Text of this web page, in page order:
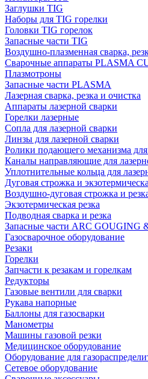
Заглушки TIG
Наборы для TIG горелки
Головки TIG горелок
Запасные части TIG
Воздушно-плазменная сварка,
Сварочные аппараты PLASMA
Плазмотроны
Запасные части PLASMA
Лазерная сварка, резка и очистка
Аппараты лазерной сварки
Горелки лазерные
Сопла для лазерной сварки
Линзы для лазерной сварки
Ролики подающего механизма для
Каналы направляющие для
Уплотнительные кольца для
Дуговая строжка и
Воздушно-дуговая строжка и
Экзотермическая резка
Подводная сварка и резка
Запасные части ARC
Газосварочное оборудование
Резаки
Горелки
Запчасти к резакам и горелкам
Редукторы
Газовые вентили для сварки
Рукава напорные
Баллоны для газосварки
Манометры
Машины газовой резки
Медицинское оборудование
Оборудование для
Сетевое оборудование